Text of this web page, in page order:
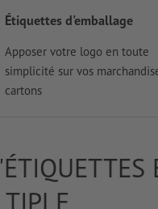
Étiquettes d'emballage
Apposer votre logo en toute
simplicité sur vos
cartons